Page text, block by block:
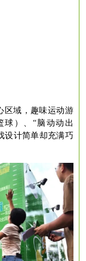
区域，趣味运动游
）、“脑动动出
设计简单却充满巧